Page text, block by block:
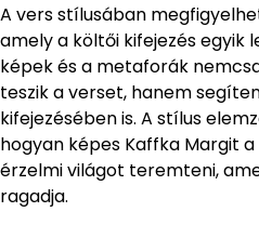
A vers stílusában
amely a költői kifejezés egyik
képek és a metaforák
teszik a verset, hanem
kifejezésében is. A stílus
hogyan képes Kaffka Margit
érzelmi világot teremteni,
ragadja.